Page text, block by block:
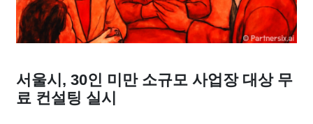
서울시, 30인 미만 소규모 사업장 대상 무
료 컨설팅 실시